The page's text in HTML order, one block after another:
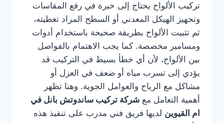
تركيب الألواح يحتاج إلى خبرة في رفع المقاسات
وتجهيز الهيكل المعدني أو السطح المراد تغطيته،
ثم تثبيت الألواح بطريقة صحيحة باستخدام أدوات
ومسامير مخصصة. كما يجب الاهتمام بالفواصل
بين الألواح، لأن أي خطأ بسيط في التركيب قد
يؤدي إلى تسرب مياه أو ضعف في العزل أو
مشاكل مع الرياح والعوامل الجوية. وهنا تظهر
أهمية التعامل مع شركة تركيب ساندوتش بانل في
ام القيوين لديها فريق فني مدرب على تنفيذ هذه